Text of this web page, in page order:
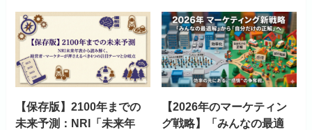
【保存版】2100年までの
未来予測：NRI「未来年
【2026年のマーケティン
グ戦略】「みんなの最適